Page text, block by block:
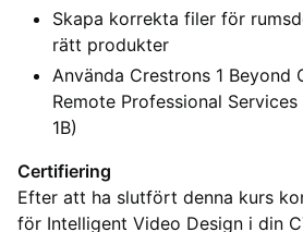
Skapa korrekta filer för
rätt produkter
Använda Crestrons 1 Beyond
Remote Professional Services
1B)
Certifiering
Efter att ha slutfört denna kurs
för Intelligent Video Design i din